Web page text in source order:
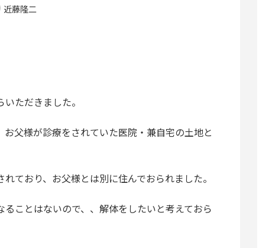
近藤隆二
ただきました。
父様が診療をされていた医院・兼自宅の土地と
ており、お父様とは別に住んでおられました。
ことはないので、、解体をしたいと考えておら